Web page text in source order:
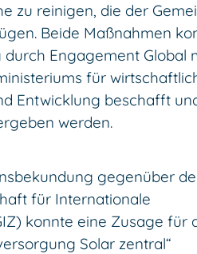
zu reinigen, die der
Beide Maßnahmen
Engagement Global
für
Entwicklung beschafft
werden.
gegenüber
für Internationale
konnte eine Zusage für
Solar zentral“